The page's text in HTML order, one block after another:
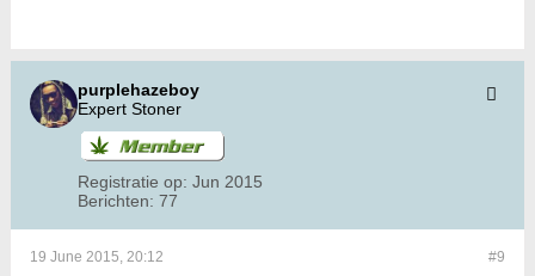
purplehazeboy
Expert Stoner
Registratie op: Jun 2015
Berichten: 77
#9
19 June 2015, 20:12